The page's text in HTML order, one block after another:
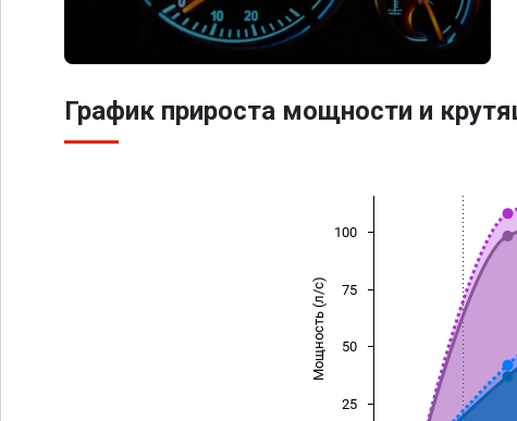
График прироста мощности и
Мощность (л/с)
25
50
75
100